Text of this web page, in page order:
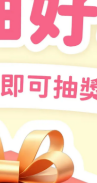
Emma Yarlett最新力作
同理心、接納包容的繪本